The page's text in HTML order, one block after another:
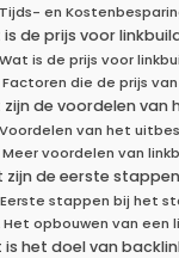
Tijds- en
de prijs voor
Wat is de prijs voor
Factoren die de prijs
de voordelen van
Voordelen van het
Meer voordelen van
zijn de eerste
Eerste stappen bij het
Het opbouwen van een
is het doel van